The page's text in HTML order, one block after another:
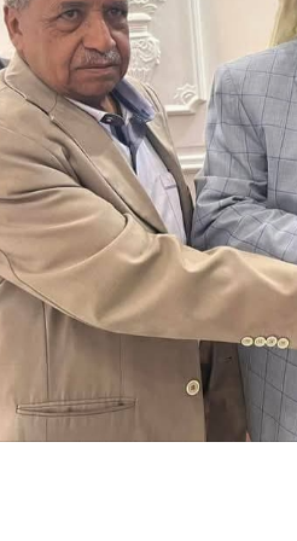
واحد
البنك المركزي يوقف التعامل مع
صرافة